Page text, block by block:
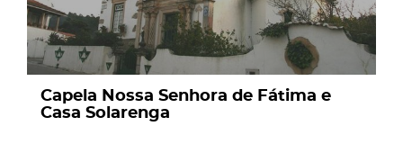
Capela Nossa Senhora de Fátima e
Casa Solarenga